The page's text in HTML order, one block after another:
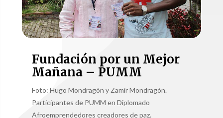
Fundación por un Mejor
Mañana – PUMM
Foto: Hugo Mondragón y Zamir Mondragón.
Participantes de PUMM en Diplomado
Afroemprendedores creadores de paz.